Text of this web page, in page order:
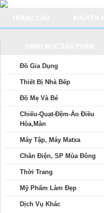
Đồ Gia Dụng
Thiết Bị Nhà Bếp
Đồ Mẹ Và Bé
Chiếu-Quạt-Đệm-Áo Điều
Hòa,Màn
Máy Tập, Máy Matxa
Chăn Điện, SP Mùa Đông
Thời Trang
Mỹ Phẩm Làm Đẹp
Dịch Vụ Khác